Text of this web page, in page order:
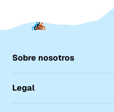
Sobre nosotros
Legal